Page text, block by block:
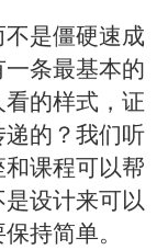
是僵硬速成
条最基本的
的样式，证
的？我们听
课程可以帮
设计来可以
持简单。